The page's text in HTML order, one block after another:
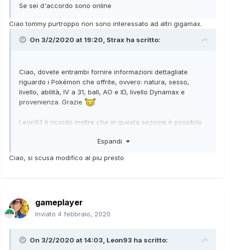
Se sei d'accordo sono online
Ciao tommy purtroppo non sono interessato ad altri gigamax.
On 3/2/2020 at 19:20, Strax ha scritto:
Ciao, dovete entrambi fornire informazioni dettagliate
riguardo i Pokémon che offrite, ovvero: natura, sesso,
livello, abilità, IV a 31, ball, AO e ID, livello Dynamax e
provenienza. Grazie
Leon93 ti ricordo inoltre che in questa sezione è possibile
Espandi
Ciao, si scusa modifico al piu presto
gameplayer
Inviato 4 febbraio, 2020
On 3/2/2020 at 14:03, Leon93 ha scritto: